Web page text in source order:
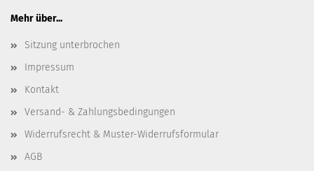
Mehr über...
Sitzung unterbrochen
Impressum
Kontakt
Versand- & Zahlungsbedingungen
Widerrufsrecht & Muster-Widerrufsformular
AGB